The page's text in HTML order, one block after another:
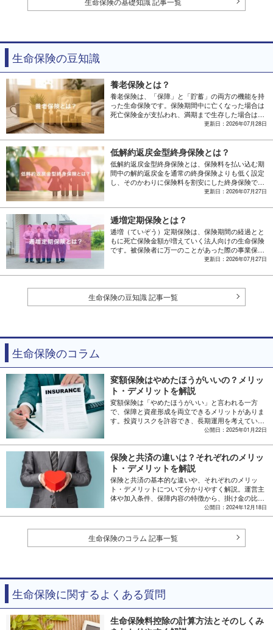
生命保険の豆知識
養老保険とは？
養老保険は、「保障」と「貯蓄」の両方の機能を持
った生命保険です。保険期間中に亡くなった場合は
死亡保険金が支払われ、満期まで生存した場合は死
亡保険金と同額の満期保険金を受け取れます。
更新日：2026年07月28日
低解約返戻金型終身保険とは？
低解約返戻金型終身保険とは、保険料を払い込む期
間中の解約返戻金を通常の終身保険よりも低く設定
し、そのかわりに保険料を割安にした終身保険で
す。保障は一生涯続き、払込期間が満了すると解約
険と同程度の水準になっています。
更新日：2026年07月27日
逓増定期保険とは？
逓増（ていぞう）定期保険は、保険期間の経過とと
もに死亡保険金額が増えていく法人向けの生命保険
です。被保険者に万一のことがあった際の事業保障
や、退職金の準備を目的として経営者に活用されて
更新日：2026年07月27日
生命保険の豆知識 記事一覧
生命保険のコラム
変額保険はやめたほうがいいの？メリッ
ト・デメリットを解説
変額保険は「やめたほうがいい」と言われる一方
で、保障と資産形成を両立できるメリットがありま
す。投資リスクを許容でき、長期運用を考えている
人にはよい選択肢の一つとなるでしょう。本記事で
の特徴、NISAやiDeCoなど代替となる資産形成方法
についても解説します。
公開日：2025年01月22日
保険と共済の違いは？それぞれのメリッ
ト・デメリットを解説
保険と共済の基本的な違いや、それぞれのメリッ
ト・デメリットについて分かりやすく解説。運営主
体や加入条件、保障内容の特徴から、掛け金の比
較、商品のカスタマイズ性まで、自分に合った保障
を選ぶための判断ポイントを詳しく説明します。
公開日：2024年12月18日
生命保険のコラム 記事一覧
生命保険に関するよくある質問
生命保険料控除の計算方法とそのしくみ